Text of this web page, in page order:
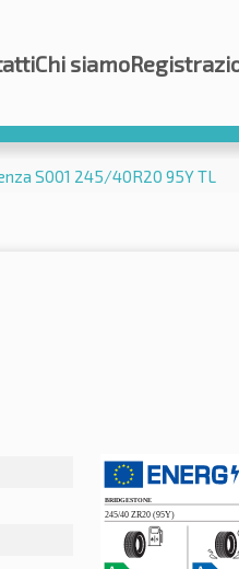
Chi siamo
S001 245/40R20 95Y TL